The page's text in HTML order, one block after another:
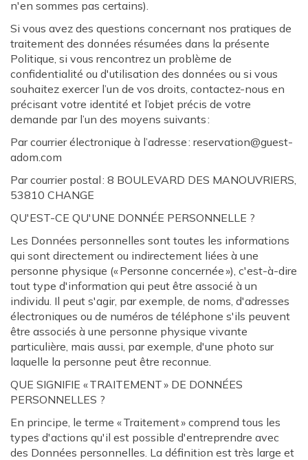
n'en sommes pas certains).
Si vous avez des questions concernant nos pratiques de
traitement des données résumées dans la présente
Politique, si vous rencontrez un problème de
confidentialité ou d'utilisation des données ou si vous
souhaitez exercer l’un de vos droits, contactez-nous en
précisant votre identité et l’objet précis de votre
demande par l’un des moyens suivants :
Par courrier électronique à l’adresse : reservation@guest-
adom.com
Par courrier postal : 8 BOULEVARD DES MANOUVRIERS,
53810 CHANGE
QU'EST-CE QU'UNE DONNÉE PERSONNELLE ?
Les Données personnelles sont toutes les informations
qui sont directement ou indirectement liées à une
personne physique (« Personne concernée »), c'est-à-dire
tout type d'information qui peut être associé à un
individu. Il peut s'agir, par exemple, de noms, d'adresses
électroniques ou de numéros de téléphone s'ils peuvent
être associés à une personne physique vivante
particulière, mais aussi, par exemple, d'une photo sur
laquelle la personne peut être reconnue.
QUE SIGNIFIE « TRAITEMENT » DE DONNÉES
PERSONNELLES ?
En principe, le terme « Traitement » comprend tous les
types d'actions qu'il est possible d'entreprendre avec
des Données personnelles. La définition est très large et